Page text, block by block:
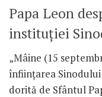
Papa Leon
instituției
„Mâine (15
înființarea
dorită de Sfântul